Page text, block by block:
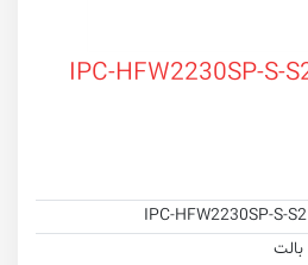
IPC-HFW2230SP-S-S2
بالت